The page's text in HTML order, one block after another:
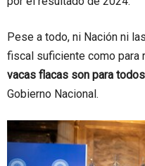
Pese a todo, ni Nación ni
fiscal suficiente como para
vacas flacas son para todos
Gobierno Nacional.